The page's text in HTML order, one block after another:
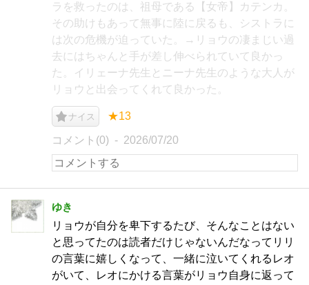
ラを救ったのは、祖母である【女帝】カテンカ。
その助けもあって無事に陸に戻るも、シストラに
は次の危機が迫っていた。→リョウの凄まじい過
去にはちゃんと手が差し伸べられていて良かっ
た。イリェーナ先生とニーナ先生のような大人が
リョウと出会ってくれて良かった。
ナイス ★13
コメント(0) 2026/07/20
ゆき
リョウが自分を卑下するたび、そんなことはない
と思ってたのは読者だけじゃないんだなってリリ
の言葉に嬉しくなって、一緒に泣いてくれるレオ
がいて、レオにかける言葉がリョウ自身に返って